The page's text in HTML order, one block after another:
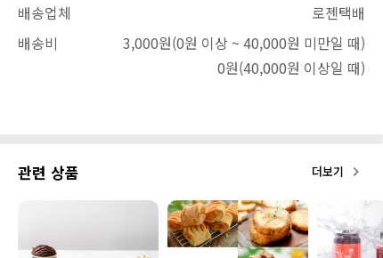
배송업체
로젠택배
배송비
3,000원(0원 이상 ~ 40,000원 미만일 때)
0원(40,000원 이상일 때)
관련 상품 더보기